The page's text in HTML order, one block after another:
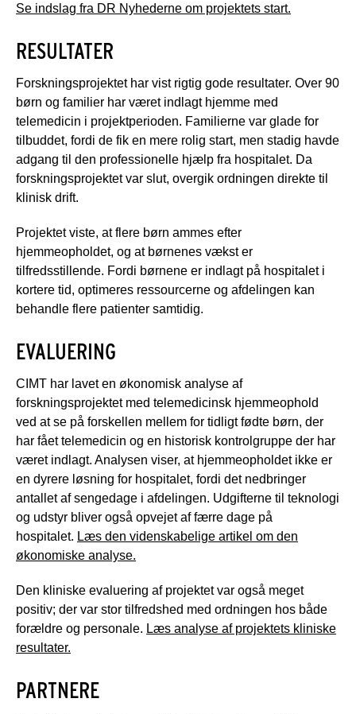
Se indslag fra DR Nyhederne om projektets start.
RESULTATER
Forskningsprojektet har vist rigtig gode resultater. Over 90
børn og familier har været indlagt hjemme med
telemedicin i projektperioden. Familierne var glade for
tilbuddet, fordi de fik en mere rolig start, men stadig havde
adgang til den professionelle hjælp fra hospitalet. Da
forskningsprojektet var slut, overgik ordningen direkte til
klinisk drift.
Projektet viste, at flere børn ammes efter
hjemmeopholdet, og at børnenes vækst er
tilfredsstillende. Fordi børnene er indlagt på hospitalet i
kortere tid, optimeres ressourcerne og afdelingen kan
behandle flere patienter samtidig.
EVALUERING
CIMT har lavet en økonomisk analyse af
forskningsprojektet med telemedicinsk hjemmeophold
ved at se på forskellen mellem for tidligt fødte børn, der
har fået telemedicin og en historisk kontrolgruppe der har
været indlagt. Analysen viser, at hjemmeopholdet ikke er
en dyrere løsning for hospitalet, fordi det nedbringer
antallet af sengedage i afdelingen. Udgifterne til teknologi
og udstyr bliver også opvejet af færre dage på
hospitalet. Læs den videnskabelige artikel om den
økonomiske analyse.
Den kliniske evaluering af projektet var også meget
positiv; der var stor tilfredshed med ordningen hos både
forældre og personale. Læs analyse af projektets kliniske
resultater.
PARTNERE